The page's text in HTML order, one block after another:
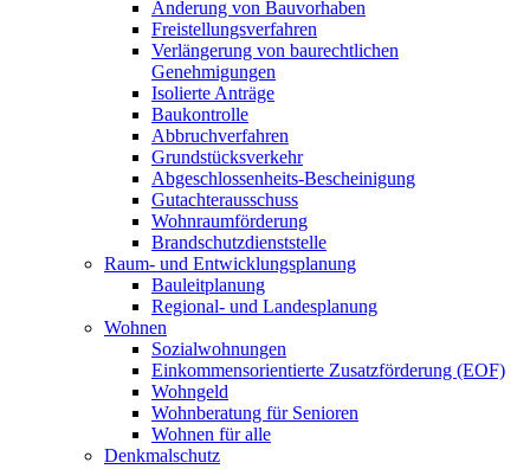
Änderung von Bauvorhaben
Freistellungsverfahren
Verlängerung von baurechtlichen
Genehmigungen
Isolierte Anträge
Baukontrolle
Abbruchverfahren
Grundstücksverkehr
Abgeschlossenheits-Bescheinigung
Gutachterausschuss
Wohnraumförderung
Brandschutzdienststelle
Raum- und Entwicklungsplanung
Bauleitplanung
Regional- und Landesplanung
Wohnen
Sozialwohnungen
Einkommensorientierte Zusatzförderung (EOF)
Wohngeld
Wohnberatung für Senioren
Wohnen für alle
Denkmalschutz